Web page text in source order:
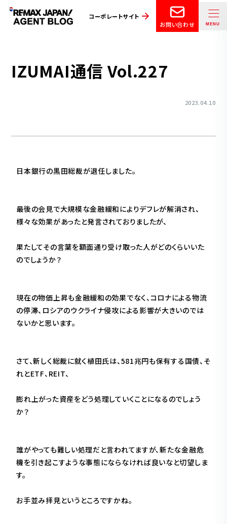
コーポレートサイト
お問い合わせ
IZUMAI通信 Vol.227
2023.04.10
日本銀行の黒田総裁が退任しました。
最後の会見で大規模な金融緩和によりデフレが解消され、
様々な効果があったと発言されておりましたが、
果たしてその言葉を額面通り受け取った人がどのくらいいた
のでしょうか？
現在の物価上昇も金融緩和の効果でなく、コロナによる物流
の停滞、ロシアのウクライナ侵攻による影響が大きいのでは
ないかと思います。
さて、新しく総裁に就く植田氏は、581兆円も保有する国債、そ
れとETF、REIT、
膨れ上がった資産をどう処理していくことになるのでしょう
か？
誰がやっても難しい処理だと言われてますが、新たな金融危
機を引き起こすような事態にならなければ良いなと切望しま
す。
お手並み拝見というところですかね。